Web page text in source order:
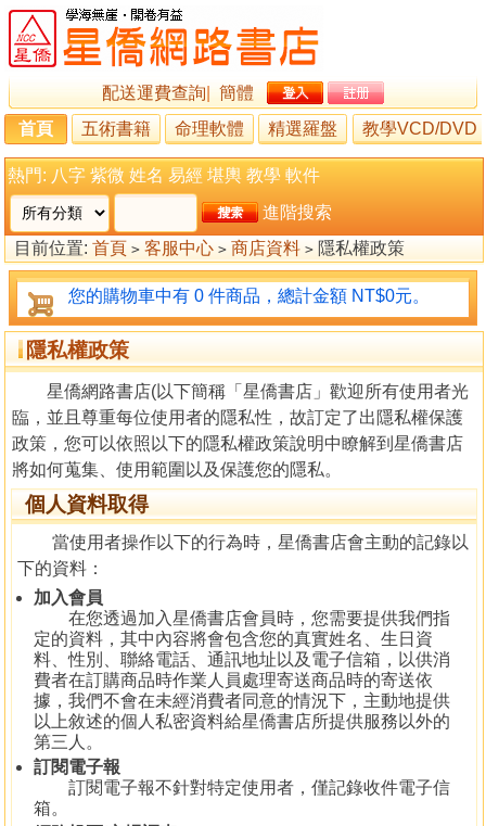
配送運費查詢
簡體
首頁
五術書籍 命理軟體 精選羅盤 教學VCD/DVD
熱門: 八字 紫微 姓名 易經 堪輿 教學 軟件
進階搜索
目前位置: 首頁 > 客服中心 > 商店資料 > 隱私權政策
您的購物車中有 0 件商品，總計金額 NT$0元。
隱私權政策
星僑網路書店(以下簡稱「星僑書店」歡迎所有使用者光
臨，並且尊重每位使用者的隱私性，故訂定了出隱私權保護
政策，您可以依照以下的隱私權政策說明中瞭解到星僑書店
將如何蒐集、使用範圍以及保護您的隱私。
個人資料取得
當使用者操作以下的行為時，星僑書店會主動的記錄以
下的資料：
加入會員
在您透過加入星僑書店會員時，您需要提供我們指
定的資料，其中內容將會包含您的真實姓名、生日資
料、性別、聯絡電話、通訊地址以及電子信箱，以供消
費者在訂購商品時作業人員處理寄送商品時的寄送依
據，我們不會在未經消費者同意的情況下，主動地提供
以上敘述的個人私密資料給星僑書店所提供服務以外的
第三人。
訂閱電子報
訂閱電子報不針對特定使用者，僅記錄收件電子信
箱。